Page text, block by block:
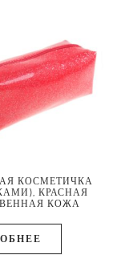
КОСМЕТИЧКА
КРАСНАЯ
КОЖА